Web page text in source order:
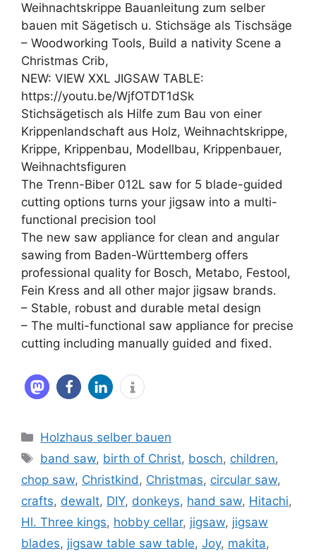
Weihnachtskrippe Bauanleitung zum selber
bauen mit Sägetisch u. Stichsäge als Tischsäge
– Woodworking Tools, Build a nativity Scene a
Christmas Crib,
NEW: VIEW XXL JIGSAW TABLE:
https://youtu.be/WjfOTDT1dSk
Stichsägetisch als Hilfe zum Bau von einer
Krippenlandschaft aus Holz, Weihnachtskrippe,
Krippe, Krippenbau, Modellbau, Krippenbauer,
Weihnachtsfiguren
The Trenn-Biber 012L saw for 5 blade-guided
cutting options turns your jigsaw into a multi-
functional precision tool
The new saw appliance for clean and angular
sawing from Baden-Württemberg offers
professional quality for Bosch, Metabo, Festool,
Fein Kress and all other major jigsaw brands.
– Stable, robust and durable metal design
– The multi-functional saw appliance for precise
cutting including manually guided and fixed.
Kategorien
Holzhaus selber bauen
Schlagwörter
band saw, birth of Christ, bosch, children,
chop saw, Christkind , Christmas, circular saw,
crafts, dewalt, DIY, donkeys, hand saw, Hitachi,
Hl. Three kings, hobby cellar, jigsaw, jigsaw
blades, jigsaw table saw table, Joy, makita,